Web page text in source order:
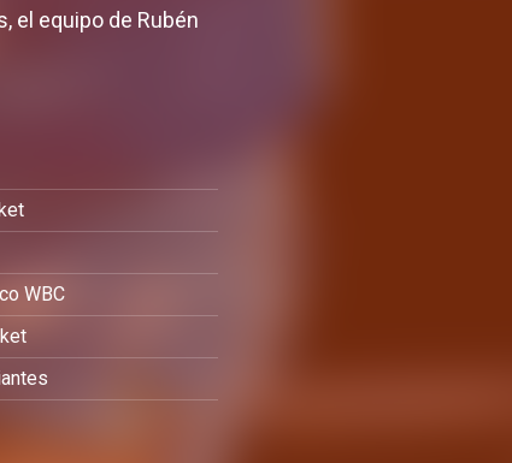
el equipo de Rubén
WBC